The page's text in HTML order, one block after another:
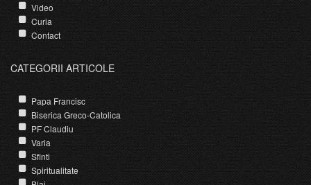
Video
Curia
Contact
CATEGORII ARTICOLE
Papa Francisc
Biserica Greco-Catolica
PF Claudiu
Varia
Sfinti
Spiritualitate